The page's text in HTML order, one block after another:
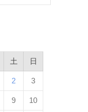
土 日
2 3
9 10